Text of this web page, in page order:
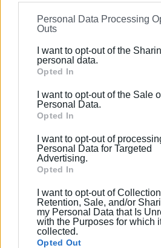
information may also be
on theIAB’s List of Downstream
further disclose it to other third
Please note that this website/
Google services and may gather
behaviour. You may click to
Google and its third-party tags to
section.
Personal Data Processing
Outs
I want to opt-out of the
personal data.
Opted In
I want to opt-out of the Sale
Personal Data.
Opted In
I want to opt-out of
Personal Data for Targeted
Advertising.
Opted In
I want to opt-out of
Retention, Sale, and/or
my Personal Data that Is
with the Purposes for which
collected.
Opted Out